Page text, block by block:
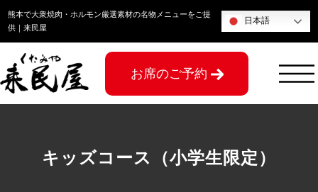
ン
テ
ツ
熊本で大衆焼肉・ホルモン厳選素材の名物メニューをご提
供｜来民屋
日本語
お席のご予約
キッズコース（小学生限定）